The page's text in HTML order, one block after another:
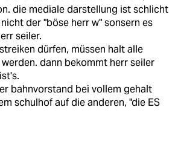
die mediale darstellung ist schlicht
der "böse herr w" sonsern es
seiler.
dürfen, müssen halt alle
dann bekommt herr seiler
bahnvorstand bei vollem gehalt
schulhof auf die anderen, "die ES